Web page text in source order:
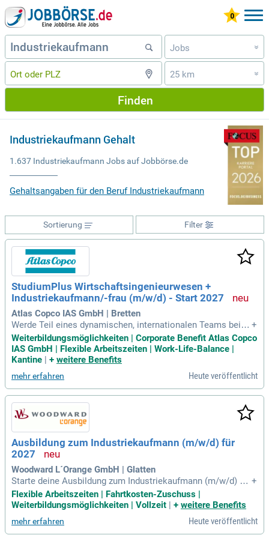
Jobs »
25 km »
Finden
Industriekaufmann Gehalt
1.637 Industriekaufmann Jobs auf Jobbörse.de
Gehaltsangaben für den Beruf Industriekaufmann
Filter
Sortierung
StudiumPlus Wirtschaftsingenieurwesen +
Industriekaufmann/-frau (m/w/d) - Start 2027
Atlas Copco IAS GmbH | Bretten
Werde Teil eines dynamischen, internationalen Teams bei A
tlas Copco und steige in deine nächste Karriere-Ebene auf.
Als führendes Industrieunternehmen mit über 50.000 Mitarb
eitenden in 73 Ländern bieten wir innovative Technologien i
rietechnik und Power Technik. Unsere Division Industrielle
Montagelösungen (IAS) sitzt in Bretten und entwickelt forts
chrittliche Lösungen für Fügetechnologien. Unter dem Mott
o „Verbindungen, die halten” spezialisieren wir uns auf Klebe
- und Stanzniettechnik sowie visuelle Qualitätsprüfung. Wir
sind der bevorzugte Partner von Automobilherstellern und In
dustrieunternehmen weltweit. Lass uns gemeinsam nachhal
tige Produktivität gestalten!
+
Weiterbildungsmöglichkeiten | Corporate Benefit Atlas Copco
IAS GmbH | Flexible Arbeitszeiten | Work-Life-Balance |
Kantine | + weitere Benefits
mehr erfahren Heute veröffentlicht
Ausbildung zum Industriekaufmann (m/w/d) für
2027
Woodward L´Orange GmbH | Glatten
Starte deine Ausbildung zum Industriekaufmann (m/w/d) bei
Woodward L'Orange in Glatten im Jahr 2027! Wir sind Vorrei
ter in nachhaltigen Energie-Lösungen mit über 1.300 Mitarbe
elung finden Anwendung in Schiffen, Eisenbahnen und Notst
romaggregaten. Die Ausbildung dauert drei Jahre, mit der M
+
Flexible Arbeitszeiten | Fahrtkosten-Zuschuss |
Weiterbildungsmöglichkeiten | Vollzeit
+ weitere Benefits
mehr erfahren Heute veröffentlicht